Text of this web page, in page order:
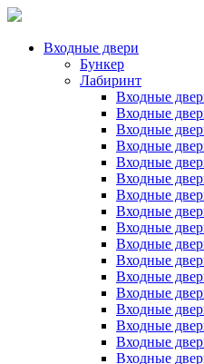
Входные двери
Бункер
Лабиринт
Входные
Входные
Входные
Входные
Входные
Входные
Входные
Входные
Входные
Входные
Входные
Входные
Входные
Входные
Входные
Входные
Входные